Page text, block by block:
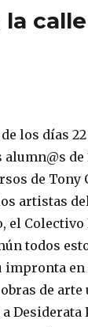
calle
los días
de
de Tony
artistas
el
todos
impronta
de arte
Desiderata